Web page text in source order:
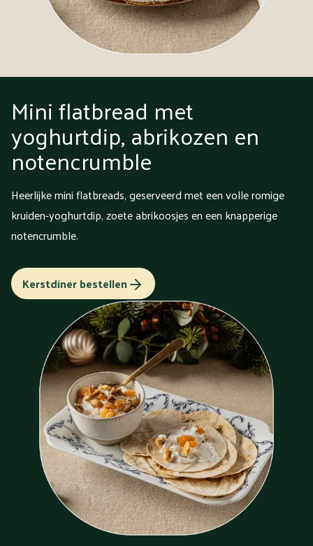
Mini flatbread met
yoghurtdip, abrikozen en
notencrumble
Heerlijke mini flatbreads, geserveerd met een volle romige
kruiden-yoghurtdip, zoete abrikoosjes en een knapperige
notencrumble.
Kerstdiner bestellen